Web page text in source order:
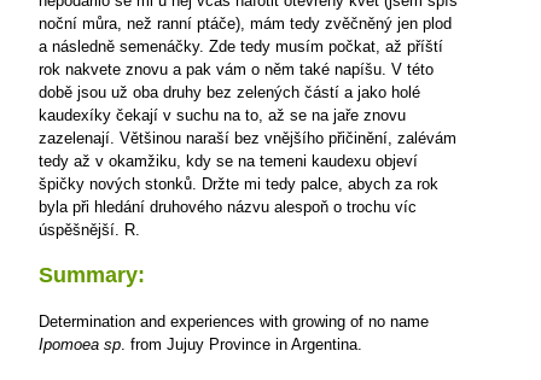
noční můra, než ranní ptáče), mám tedy zvěčněný jen plod
a následně semenáčky. Zde tedy musím počkat, až příští
rok nakvete znovu a pak vám o něm také napíšu. V této
době jsou už oba druhy bez zelených částí a jako holé
kaudexíky čekají v suchu na to, až se na jaře znovu
zazelenají. Většinou naraší bez vnějšího přičinění, zalévám
tedy až v okamžiku, kdy se na temeni kaudexu objeví
špičky nových stonků. Držte mi tedy palce, abych za rok
byla při hledání druhového názvu alespoň o trochu víc
úspěšnější. R.
Summary:
Determination and experiences with growing of no name
Ipomoea sp. from Jujuy Province in Argentina.